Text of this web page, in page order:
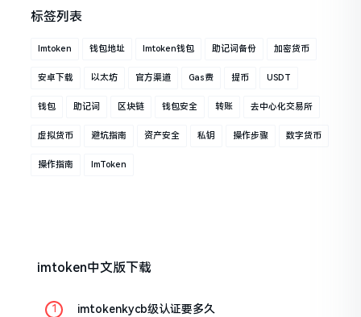
标签列表
Imtoken 钱包地址 Imtoken钱包 助记词备份 加密货币
安卓下载 以太坊 官方渠道 Gas费 提币 USDT
钱包 助记词 区块链 钱包安全 转账 去中心化交易所
虚拟货币 避坑指南 资产安全 私钥 操作步骤 数字货币
操作指南 ImToken
imtoken中文版下载
imtokenkycb级认证要多久